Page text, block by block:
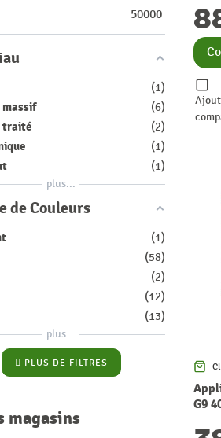
50000
1
massif 6
traité 2
1
1
plus...
de Couleurs
1
58
2
12
13
plus...
PLUS DE FILTRES
magasins
G9